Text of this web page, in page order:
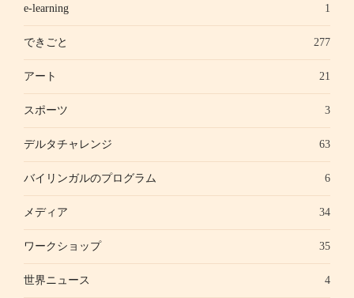
e-learning 1
できごと 277
アート 21
スポーツ 3
デルタチャレンジ 63
バイリンガルのプログラム 6
メディア 34
ワークショップ 35
世界ニュース 4